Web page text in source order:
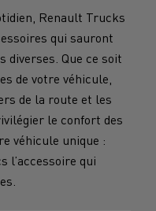
Renault Trucks
qui sauront
diverses. Que ce soit
de votre véhicule,
de la route et les
le confort des
véhicule unique :
l’accessoire qui